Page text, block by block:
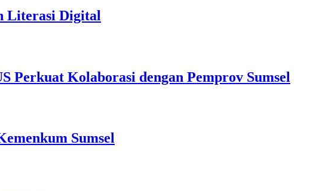
Literasi Digital
Perkuat Kolaborasi dengan Pemprov Sumsel
Sumsel